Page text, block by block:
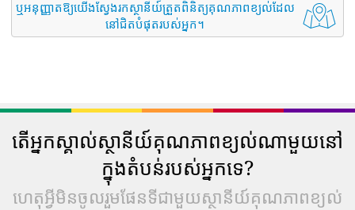
ឬអនុញ្ញាតឱ្យយើងស្វែងរកស្ថានីយ៍ត្រួតពិនិត្យគុណភាពខ្យល់ដែល
នៅជិតបំផុតរបស់អ្នក។
តើអ្នកស្គាល់ស្ថានីយ៍គុណភាពខ្យល់ណាមួយនៅ
ក្នុងតំបន់របស់អ្នកទេ?
ហេតុអ្វីមិនចូលរួមផែនទីជាមួយស្ថានីយ៍គុណភាពខ្យល់